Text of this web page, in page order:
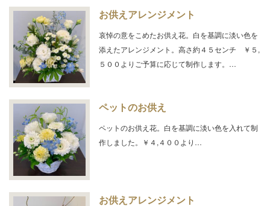
お供えアレンジメント
哀悼の意をこめたお供え花。白を基調に淡い色を
添えたアレンジメント。高さ約４５センチ ￥５,
５００よりご予算に応じて制作します。…
ペットのお供え
ペットのお供え花。白を基調に淡い色を入れて制
作しました。￥４,４００より…
お供えアレンジメント